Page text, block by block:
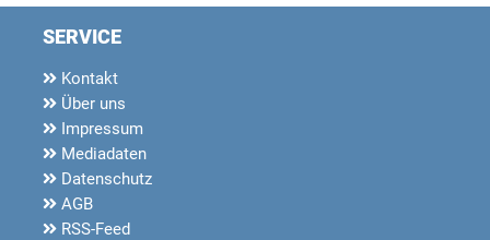
SERVICE
Kontakt
Über uns
Impressum
Mediadaten
Datenschutz
AGB
RSS-Feed